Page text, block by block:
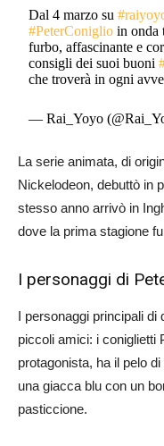
Dal 4 marzo su
#PeterConiglio in onda
furbo, affascinante e
consigli dei suoi buoni
che troverà in ogni
— Rai_Yoyo
La serie animata, di
Nickelodeon, debuttò in
stesso anno arrivò in
dove la prima stagione
I personaggi di
I personaggi principali
piccoli amici: i coniglietti
protagonista, ha il pelo
una giacca blu con un
pasticcione.